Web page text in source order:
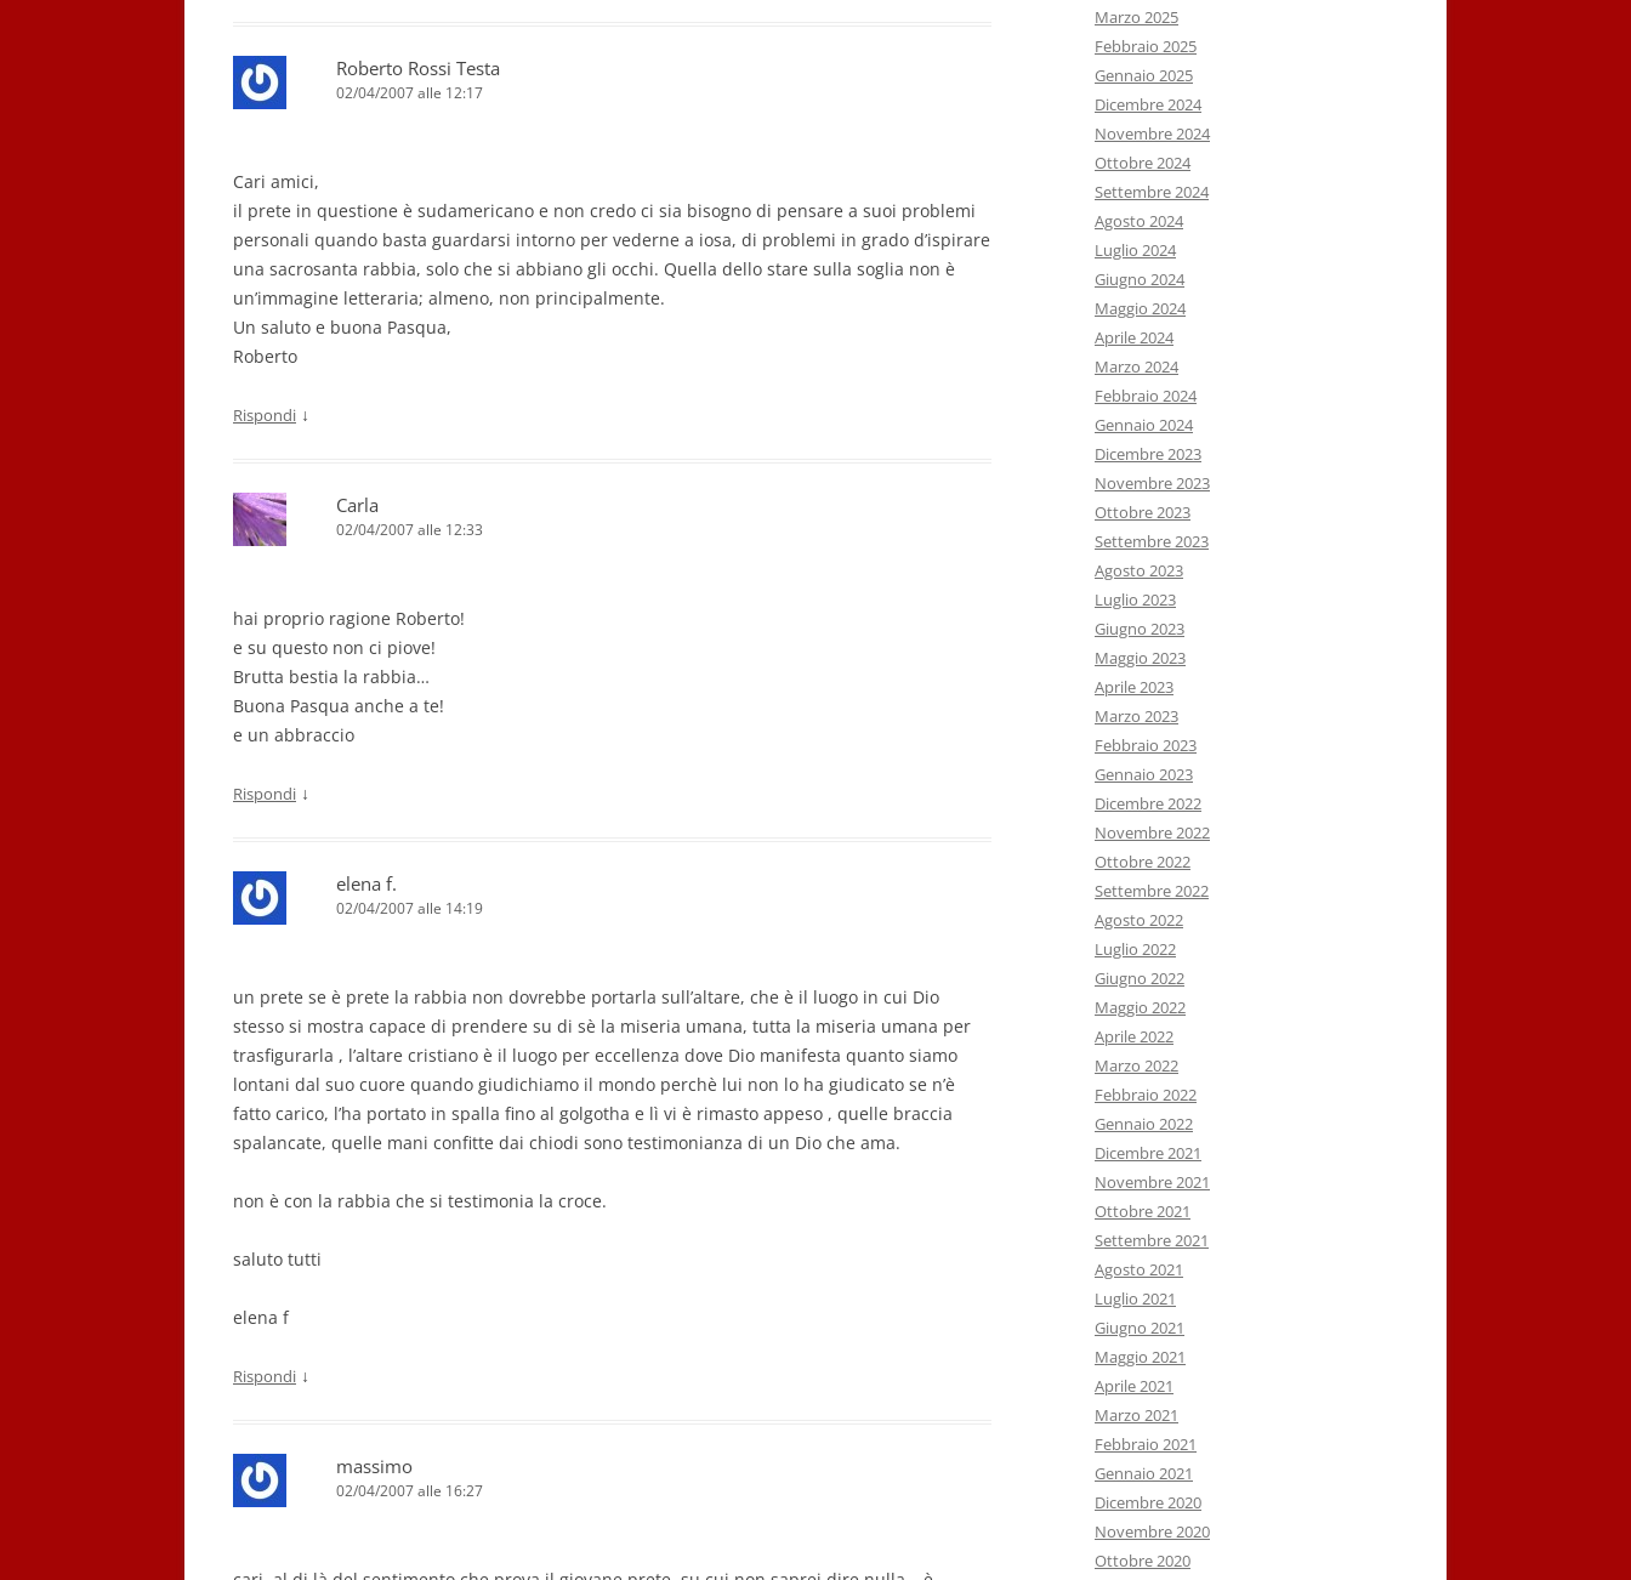
Roberto Rossi Testa
02/04/2007 alle 12:17
Cari amici,
il prete in questione è sudamericano e non credo ci sia bisogno di pensare a suoi problemi
personali quando basta guardarsi intorno per vederne a iosa, di problemi in grado d’ispirare
una sacrosanta rabbia, solo che si abbiano gli occhi. Quella dello stare sulla soglia non è
un’immagine letteraria; almeno, non principalmente.
Un saluto e buona Pasqua,
Roberto
Rispondi ↓
Carla
02/04/2007 alle 12:33
hai proprio ragione Roberto!
e su questo non ci piove!
Brutta bestia la rabbia…
Buona Pasqua anche a te!
e un abbraccio
Rispondi ↓
elena f.
02/04/2007 alle 14:19
un prete se è prete la rabbia non dovrebbe portarla sull’altare, che è il luogo in cui Dio
stesso si mostra capace di prendere su di sè la miseria umana, tutta la miseria umana per
trasfigurarla , l’altare cristiano è il luogo per eccellenza dove Dio manifesta quanto siamo
lontani dal suo cuore quando giudichiamo il mondo perchè lui non lo ha giudicato se n’è
fatto carico, l’ha portato in spalla fino al golgotha e lì vi è rimasto appeso , quelle braccia
spalancate, quelle mani confitte dai chiodi sono testimonianza di un Dio che ama.
non è con la rabbia che si testimonia la croce.
saluto tutti
elena f
Rispondi ↓
massimo
02/04/2007 alle 16:27
Marzo 2025
Febbraio 2025
Gennaio 2025
Dicembre 2024
Novembre 2024
Ottobre 2024
Settembre 2024
Agosto 2024
Luglio 2024
Giugno 2024
Maggio 2024
Aprile 2024
Marzo 2024
Febbraio 2024
Gennaio 2024
Dicembre 2023
Novembre 2023
Ottobre 2023
Settembre 2023
Agosto 2023
Luglio 2023
Giugno 2023
Maggio 2023
Aprile 2023
Marzo 2023
Febbraio 2023
Gennaio 2023
Dicembre 2022
Novembre 2022
Ottobre 2022
Settembre 2022
Agosto 2022
Luglio 2022
Giugno 2022
Maggio 2022
Aprile 2022
Marzo 2022
Febbraio 2022
Gennaio 2022
Dicembre 2021
Novembre 2021
Ottobre 2021
Settembre 2021
Agosto 2021
Luglio 2021
Giugno 2021
Maggio 2021
Aprile 2021
Marzo 2021
Febbraio 2021
Gennaio 2021
Dicembre 2020
Novembre 2020
Ottobre 2020